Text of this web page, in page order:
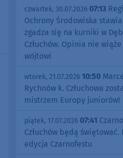
czwartek, 30.07.2026 07:13
Ochrony Środowiska
zgadza się na kurniki w
Człuchów. Opinia nie
wójtowi
wtorek, 21.07.2026 10:50
Rychnów k. Człuchowa
mistrzem Europy juniorów!
piątek, 17.07.2026 07:41
Człuchów będą świętować.
edycja Czarnofestu